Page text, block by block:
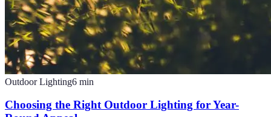
Outdoor Lighting6 min
Choosing the Right Outdoor Lighting for Year-